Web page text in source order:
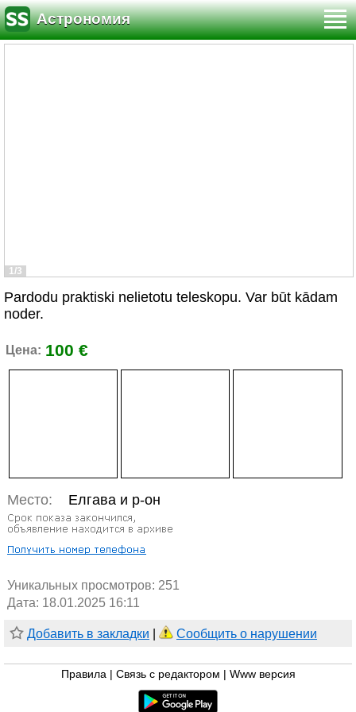
Астрономия
1/3
Pardodu praktiski nelietotu teleskopu. Var būt kādam
noder.
Цена: 100 €
Место: Елгава и р-он
Уникальных просмотров: 251
Дата: 18.01.2025 16:11
Добавить в закладки Сообщить о нарушении
Правила Связь с редактором Www версия